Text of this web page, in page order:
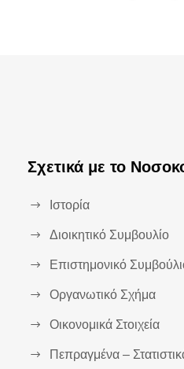
Σχετικά με το
Ιστορία
Διοικητικό Συμβουλίο
Επιστημονικό
Οργανωτικό Σχήμα
Οικονομικά Στοιχεία
Πεπραγμένα –